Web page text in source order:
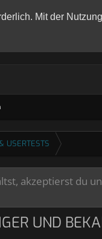
Mit der
USERTESTS
akzeptierst du
UND